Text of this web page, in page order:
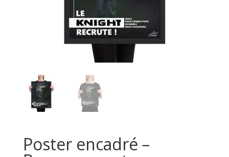
Poster encadré –